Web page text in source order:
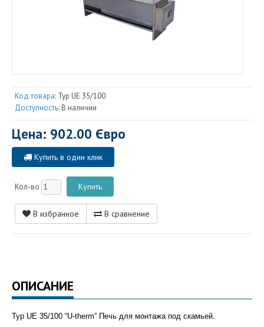
Код товара: Typ UE 35/100
Доступность: В наличии
Цена: 902.00 Євро
Купить в один клик
Кол-во
В избранное В сравнение
ОПИСАНИЕ
Typ UE 35/100 “U-therm” Печь для монтажа под скамьей.